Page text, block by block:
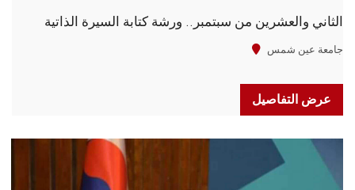
الثاني والعشرين من سبتمبر.. ورشة كتابة السيرة الذاتية
جامعة عين شمس
عرض التفاصيل